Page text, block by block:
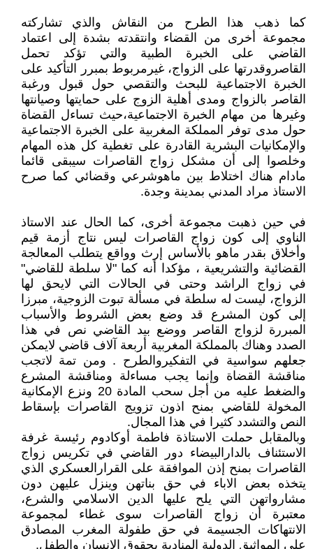
كما ذهب هذا الطرح من النقاش والذي تشاركته
مجموعة أخرى من القضاء وانتقدته بشدة إلى اعتماد
القاضي على الخبرة الطبية والتي تؤكد تحمل
القاصروقدرتها على الزواج، غيرمربوط بمبرر التأكيد على
الخبرة الاجتماعية للبحث والتقصي حول قبول ورغبة
القاصر بالزواج ومدى أهلية الزوج على حمايتها وصيانتها
وغيرها من مهام الخبرة الاجتماعية،حيث تساءل القضاة
حول مدى توفر المملكة المغربية على الخبرة الاجتماعية
والإمكانيات البشرية القادرة على تغطية كل هذه المهام
وخلصوا إلى أن مشكل زواج القاصرات سيبقى قائما
مادام هناك اختلاط بين ماهوشرعي وقضائي كما صرح
الاستاذ مراد المدني بمدينة وجدة.
في حين ذهبت مجموعة أخرى، كما الحال عند الاستاذ
الناوي إلى كون زواج القاصرات ليس نتاج أزمة قيم
وأخلاق بقدر ماهو بالأساس إرث وواقع يتطلب المعالجة
القضائية والتشريعية ، مؤكدا أنه كما "لا سلطة للقاضي"
في زواج الراشد وحتى في الحالات التي لايحق لها
الزواج، ليست له سلطة في مسألة تبوت الزوجية، مبرزا
إلى كون المشرع قد وضع بعض الشروط والأسباب
المبررة لزواج القاصر ووضع بيد القاضي نص في هذا
الصدد وهناك بالمملكة المغربية أربعة آلاف قاضي لايمكن
جعلهم سواسية في التفكيروالطرح . ومن تمة لاتجب
مناقشة القضاة وإنما يجب مساءلة ومناقشة المشرع
والضغط عليه من أجل سحب المادة 20 ونزع الإمكانية
المخولة للقاضي بمنح اذون تزويج القاصرات بإسقاط
النص والتشدد كثيرا في هذا المجال.
وبالمقابل حملت الاستاذة فاطمة أوكادوم رئيسة غرفة
الاستئناف بالدارالبيضاء دور القاضي في تكريس زواج
القاصرات بمنح إذن الموافقة على القرارالعسكري الذي
يتخذه بعض الاباء في حق بناتهن وينزل عليهن دون
مشارواتهن التي يلح عليها الدين الاسلامي والشرع،
معتبرة أن زواج القاصرات سوى غطاء لمجموعة
الانتهاكات الجسيمة في حق طفولة المغرب المصادق
على المواثيق الدولية المنادية بحقوق الانسان والطفل.